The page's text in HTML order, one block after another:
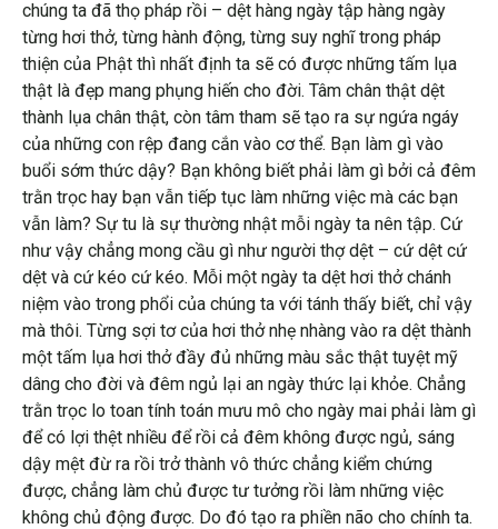
chúng ta đã thọ pháp rồi – dệt hàng ngày tập hàng ngày
từng hơi thở, từng hành động, từng suy nghĩ trong pháp
thiện của Phật thì nhất định ta sẽ có được những tấm lụa
thật là đẹp mang phụng hiến cho đời. Tâm chân thật dệt
thành lụa chân thật, còn tâm tham sẽ tạo ra sự ngứa ngáy
của những con rệp đang cắn vào cơ thể. Bạn làm gì vào
buổi sớm thức dậy? Bạn không biết phải làm gì bởi cả đêm
trằn trọc hay bạn vẫn tiếp tục làm những việc mà các bạn
vẫn làm? Sự tu là sự thường nhật mỗi ngày ta nên tập. Cứ
như vậy chẳng mong cầu gì như người thợ dệt – cứ dệt cứ
dệt và cứ kéo cứ kéo. Mỗi một ngày ta dệt hơi thở chánh
niệm vào trong phổi của chúng ta với tánh thấy biết, chỉ vậy
mà thôi. Từng sợi tơ của hơi thở nhẹ nhàng vào ra dệt thành
một tấm lụa hơi thở đầy đủ những màu sắc thật tuyệt mỹ
dâng cho đời và đêm ngủ lại an ngày thức lại khỏe. Chẳng
trằn trọc lo toan tính toán mưu mô cho ngày mai phải làm gì
để có lợi thệt nhiều để rồi cả đêm không được ngủ, sáng
dậy mệt đừ ra rồi trở thành vô thức chẳng kiểm chứng
được, chẳng làm chủ được tư tưởng rồi làm những việc
không chủ động được. Do đó tạo ra phiền não cho chính ta.